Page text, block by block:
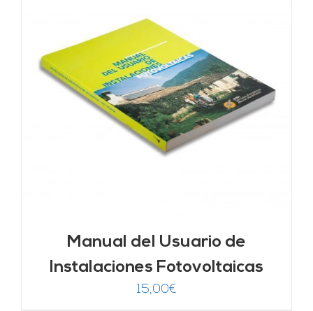
Manual del Usuario de
Instalaciones Fotovoltaicas
15,00€